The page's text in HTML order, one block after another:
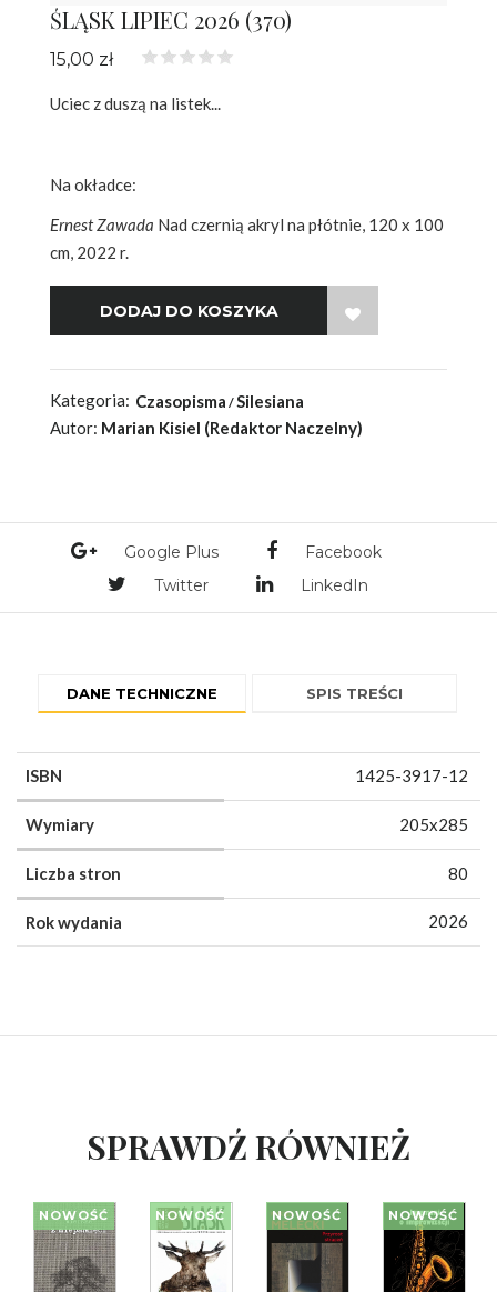
ŚLĄSK LIPIEC 2026 (370)
15,00 zł
Uciec z duszą na listek...
Na okładce:
Ernest Zawada Nad czernią akryl na płótnie, 120 x 100
cm, 2022 r.
WISH LIST
Kategoria: Czasopisma
Silesiana
Autor: Marian Kisiel (Redaktor Naczelny)
Google Plus
Facebook
Twitter
LinkedIn
DANE TECHNICZNE SPIS TREŚCI
ISBN 1425-3917-12
Wymiary 205x285
Liczba stron 80
Rok wydania 2026
SPRAWDŹ RÓWNIEŻ
NOWOŚĆ NOWOŚĆ NOWOŚĆ NOWOŚĆ